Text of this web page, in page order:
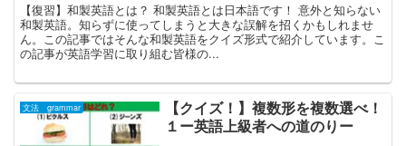
【復習】和製英語とは？ 和製英語とは日本語です！ 意外と知らない
和製英語。知らずに使ってしまうと大きな誤解を招くかもしれませ
ん。この記事ではそんな和製英語をクイズ形式で紹介しています。こ
の記事が英語学習に取り組む皆様の...
文法 grammar
【クイズ！】複数形を複数選べ！
１ー英語上級者への道のりー